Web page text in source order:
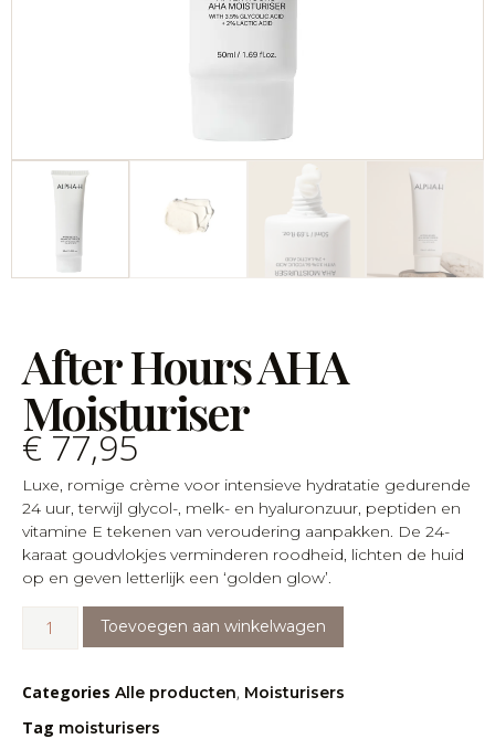
After Hours AHA
Moisturiser
€77,95
Luxe, romige crème voor intensieve hydratatie gedurende
24 uur, terwijl glycol-, melk- en hyaluronzuur, peptiden en
vitamine E tekenen van veroudering aanpakken. De 24-
karaat goudvlokjes verminderen roodheid, lichten de huid
op en geven letterlijk een ‘golden glow’.
Toevoegen aan winkelwagen
Categories Alle producten, Moisturisers
Tag moisturisers